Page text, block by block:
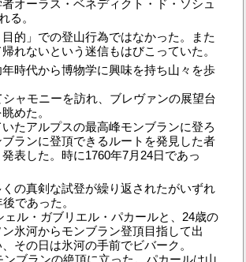
オーラス・ベネディクト・ド・ソシュ
る。
的」での登山行為ではなかった。また
れないという迷信もはびこっていた。
時代から博物学に興味を持ち山々を歩
ャモニーを訪れ、ブレヴァンの展望台
めた。
たアルプスの最高峰モンブランに登ろ
ランに登頂できるルートを発見した者
表した。時に1760年7月24日であっ
の真剣な試登が繰り返されたがいずれ
であった。
ル・ガブリエル・パカールと、24歳の
氷河からモンブラン登頂目指して出
その日は氷河の手前でビバーク。
ブランの絶頂に立った。パカールは山